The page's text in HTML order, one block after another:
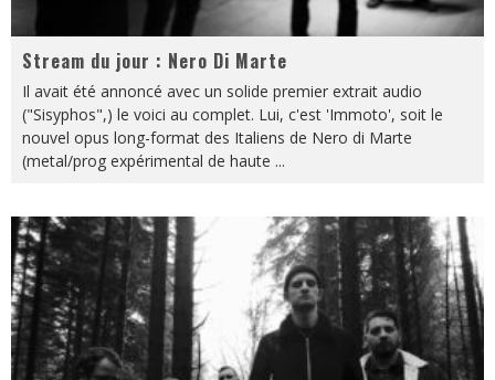
Stream du jour : Nero Di Marte
Il avait été annoncé avec un solide premier extrait audio
("Sisyphos",) le voici au complet. Lui, c'est 'Immoto', soit le
nouvel opus long-format des Italiens de Nero di Marte
(metal/prog expérimental de haute ...